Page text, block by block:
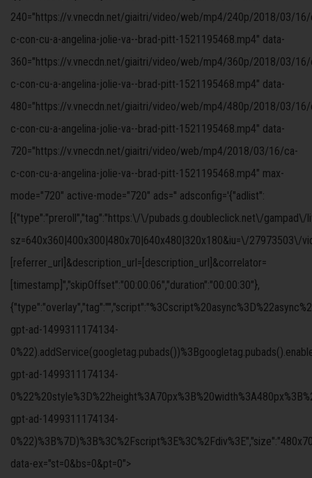
240="https://v.vnecdn.net/giaitri/video/web/mp4/240p/2018/03/
c-con-cu-a-angelina-jolie-va--brad-pitt-1521195468.mp4" data-
360="https://v.vnecdn.net/giaitri/video/web/mp4/360p/2018/03/
c-con-cu-a-angelina-jolie-va--brad-pitt-1521195468.mp4" data-
480="https://v.vnecdn.net/giaitri/video/web/mp4/480p/2018/03/
c-con-cu-a-angelina-jolie-va--brad-pitt-1521195468.mp4" data-
720="https://v.vnecdn.net/giaitri/video/web/mp4/2018/03/16/ca-
c-con-cu-a-angelina-jolie-va--brad-pitt-1521195468.mp4" max-
mode="720" active-mode="720" ads='' adsconfig='{"adlist":
[{"type":"preroll","tag":"https:\/\/pubads.g.doubleclick.net\/gampad\/
sz=640x360|400x300|480x70|640x480|320x180&iu=\/27973503\/
[referrer_url]&description_url=[description_url]&correlator=
[timestamp]","skipOffset":"00:00:06","duration":"00:00:30"},
gpt-ad-1499311174134-
gpt-ad-1499311174134-
gpt-ad-1499311174134-
data-ex="st=0&bs=0&pt=0">